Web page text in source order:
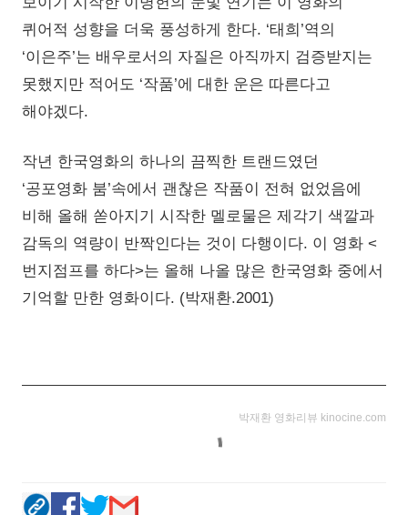
퀴어적 성향을 더욱 풍성하게 한다. ‘태희’역의
‘이은주’는 배우로서의 자질은 아직까지 검증받지는
못했지만 적어도 ‘작품’에 대한 운은 따른다고
해야겠다.
작년 한국영화의 하나의 끔찍한 트랜드였던
‘공포영화 붐’속에서 괜찮은 작품이 전혀 없었음에
비해 올해 쏟아지기 시작한 멜로물은 제각기 색깔과
감독의 역량이 반짝인다는 것이 다행이다. 이 영화 <
번지점프를 하다>는 올해 나올 많은 한국영화 중에서
기억할 만한 영화이다. (박재환.2001)
박재환 영화리뷰 kinocine.com